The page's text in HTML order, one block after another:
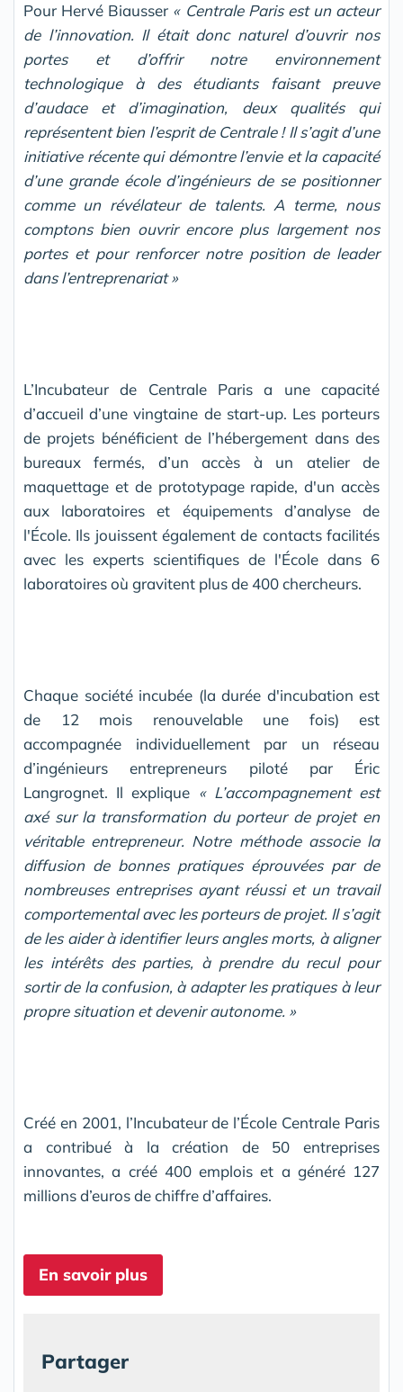
Pour Hervé Biausser « Centrale Paris est un acteur
de l’innovation. Il était donc naturel d’ouvrir nos
portes et d’offrir notre environnement
technologique à des étudiants faisant preuve
d’audace et d’imagination, deux qualités qui
représentent bien l’esprit de Centrale ! Il s’agit d’une
initiative récente qui démontre l’envie et la capacité
d’une grande école d’ingénieurs de se positionner
comme un révélateur de talents. A terme, nous
comptons bien ouvrir encore plus largement nos
portes et pour renforcer notre position de leader
dans l’entreprenariat »
L’Incubateur de Centrale Paris a une capacité
d’accueil d’une vingtaine de start-up. Les porteurs
de projets bénéficient de l’hébergement dans des
bureaux fermés, d’un accès à un atelier de
maquettage et de prototypage rapide, d'un accès
aux laboratoires et équipements d’analyse de
l'École. Ils jouissent également de contacts facilités
avec les experts scientifiques de l'École dans 6
laboratoires où gravitent plus de 400 chercheurs.
Chaque société incubée (la durée d'incubation est
de 12 mois renouvelable une fois) est
accompagnée individuellement par un réseau
d’ingénieurs entrepreneurs piloté par Éric
Langrognet. Il explique « L’accompagnement est
axé sur la transformation du porteur de projet en
véritable entrepreneur. Notre méthode associe la
diffusion de bonnes pratiques éprouvées par de
nombreuses entreprises ayant réussi et un travail
comportemental avec les porteurs de projet. Il s’agit
de les aider à identifier leurs angles morts, à aligner
les intérêts des parties, à prendre du recul pour
sortir de la confusion, à adapter les pratiques à leur
propre situation et devenir autonome. »
Créé en 2001, l’Incubateur de l’École Centrale Paris
a contribué à la création de 50 entreprises
innovantes, a créé 400 emplois et a généré 127
millions d’euros de chiffre d’affaires.
En savoir plus
Partager